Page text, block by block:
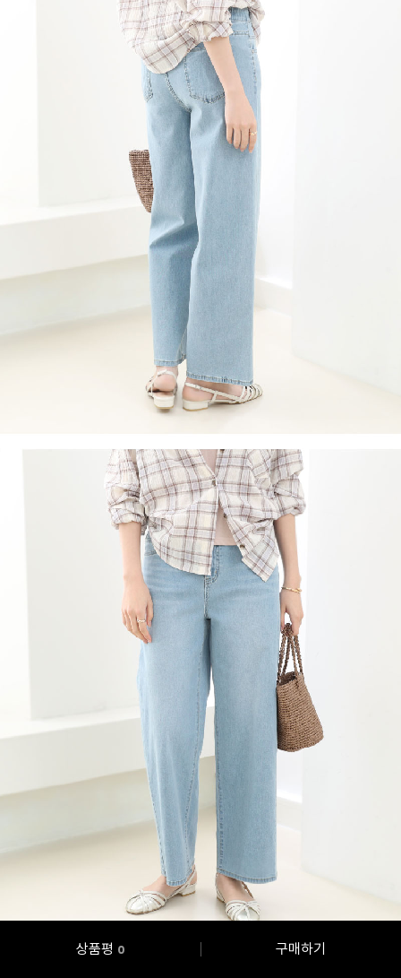
상품평 0 구매하기